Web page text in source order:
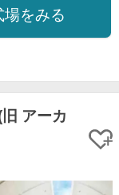
場をみる
アーカ